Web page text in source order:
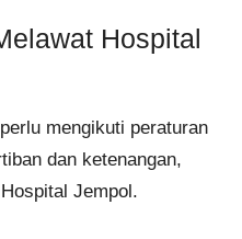
Hospital
mengikuti peraturan
dan ketenangan,
Jempol.